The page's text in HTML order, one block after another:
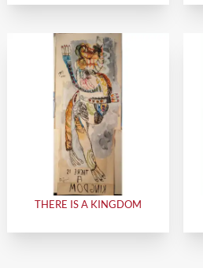
THERE IS A KINGDOM